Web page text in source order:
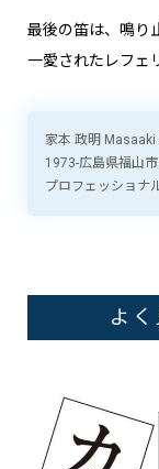
最後の笛は、鳴り
一愛されたレフェ
家本 政明
1973-広島県福山
プロフェッショナ
よ